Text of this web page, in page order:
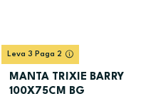
Leva 3 Paga 2
MANTA TRIXIE BARRY
100X75CM BG